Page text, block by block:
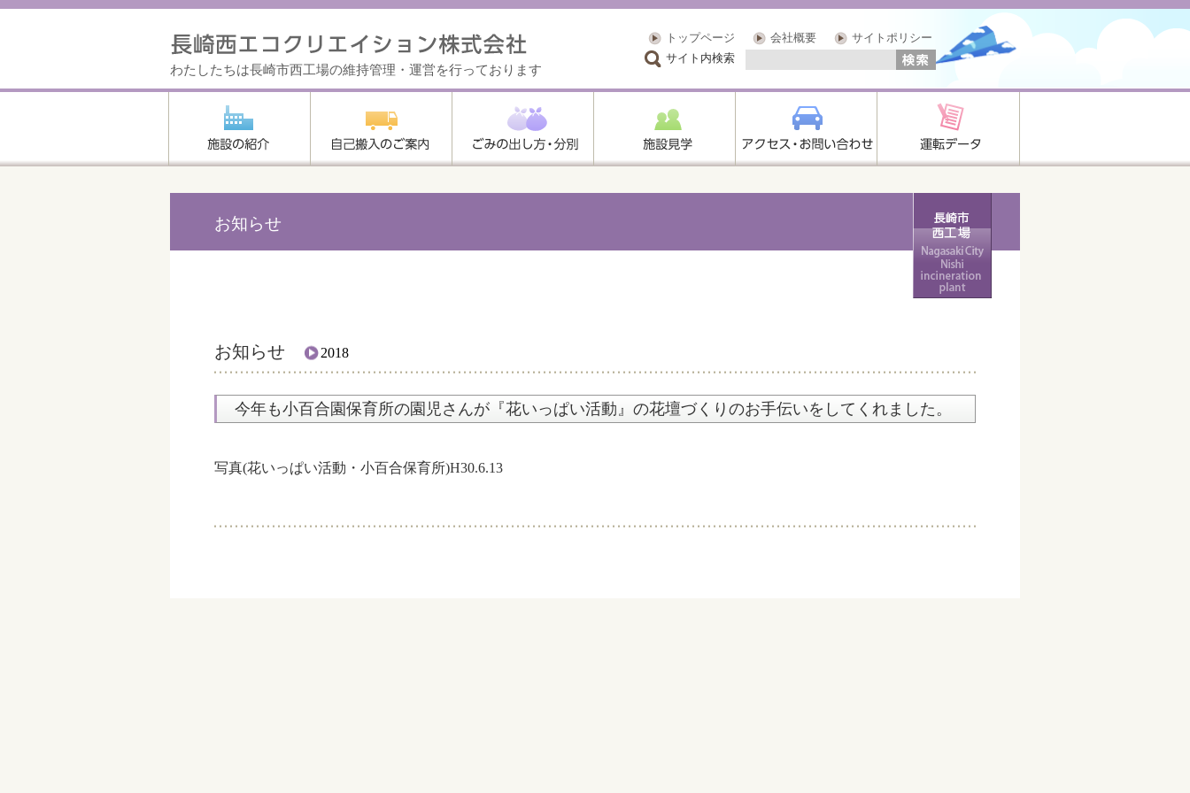
わたしたちは長崎市西工場の維持管理・運営を行っております
トップページ 会社概要
サイトポリシー
サイト内検索
お知らせ
お知らせ 2018
今年も小百合園保育所の園児さんが『花いっぱい活動』の花壇づくりのお手伝いをしてくれました。
写真(花いっぱい活動・小百合保育所)H30.6.13